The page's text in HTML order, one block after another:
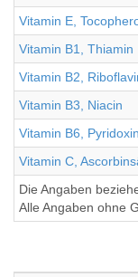
Vitamin E,
Vitamin B1, Thiamin
Vitamin B2,
Vitamin B3, Niacin
Vitamin B6, Pyridoxin
Vitamin C,
Die Angaben
Alle Angaben ohne